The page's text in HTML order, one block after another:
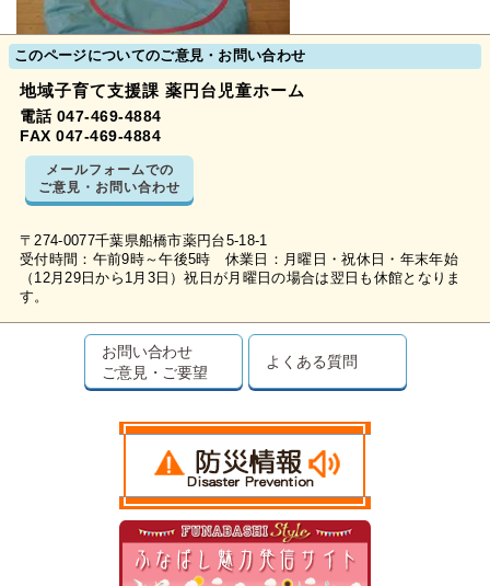
このページについてのご意見・お問い合わせ
地域子育て支援課 薬円台児童ホーム
電話 047-469-4884
FAX 047-469-4884
メールフォームでの
ご意見・お問い合わせ
〒274-0077千葉県船橋市薬円台5-18-1
受付時間：午前9時～午後5時 休業日：月曜日・祝休日・年末年始
（12月29日から1月3日）祝日が月曜日の場合は翌日も休館となりま
す。
お問い合わせ
ご意見・ご要望
よくある質問